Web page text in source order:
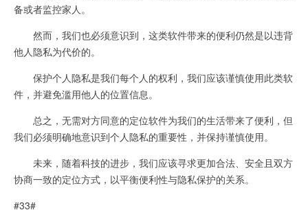
备或者监控家人。
然而，我们也必须意识到，这类软件带来的便利仍然是以违背
他人隐私为代价的。
保护个人隐私是我们每个人的权利，我们应该谨慎使用此类软
件，并避免滥用他人的位置信息。
总之，无需对方同意的定位软件为我们的生活带来了便利，但
我们必须明确地意识到个人隐私的重要性，并保持谨慎使用。
未来，随着科技的进步，我们应该寻求更加合法、安全且双方
协商一致的定位方式，以平衡便利性与隐私保护的关系。
#33#